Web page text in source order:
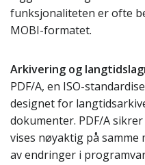
funksjonaliteten er ofte
MOBI-formatet.
Arkivering og
PDF/A, en ISO-
designet for
dokumenter. PDF/A
vises nøyaktig på
av endringer i